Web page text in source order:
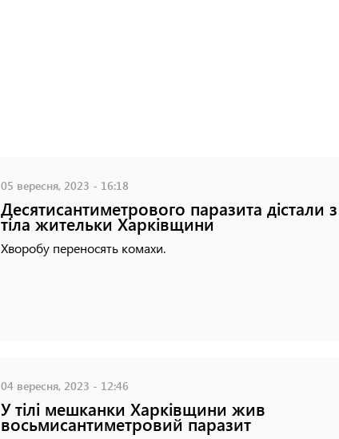
05 вересня, 2023 - 16:18
Десятисантиметрового паразита дістали з
тіла жительки Харківщини
Хворобу переносять комахи.
04 вересня, 2023 - 12:46
У тілі мешканки Харківщини жив
восьмисантиметровий паразит